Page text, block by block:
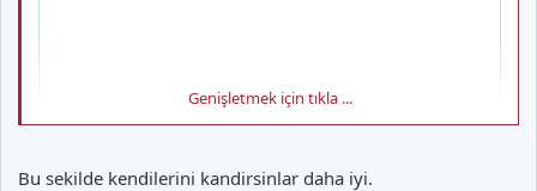
Genişletmek için tıkla ...
Bu sekilde kendilerini kandirsinlar daha iyi.